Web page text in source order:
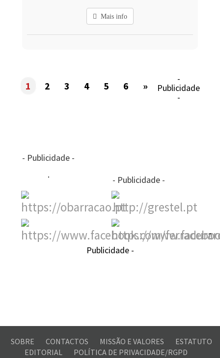
Mais info
1 2 3 4 5 6 »
-
Publicidade
-
- Publicidade -
- Publicidade -
-
Publicidade -
SOBRE CONTACTOS MISSÃO E VALORES
ESTATUTO
EDITORIAL
POLÍTICA DE PRIVACIDADE/RGPD